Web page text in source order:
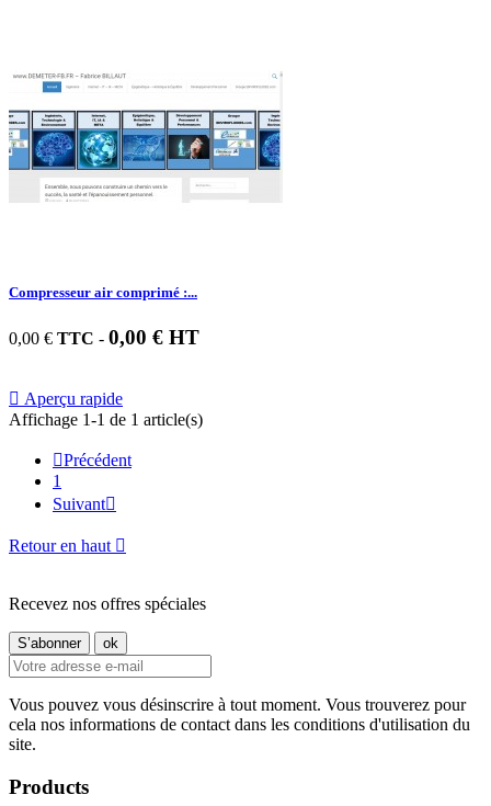
Compresseur air comprimé :...
0,00 € TTC - 0,00 € HT
 Aperçu rapide
Affichage 1-1 de 1 article(s)
Précédent
1
Suivant
Retour en haut 
Recevez nos offres spéciales
Vous pouvez vous désinscrire à tout moment. Vous trouverez pour
cela nos informations de contact dans les conditions d'utilisation du
site.
Products